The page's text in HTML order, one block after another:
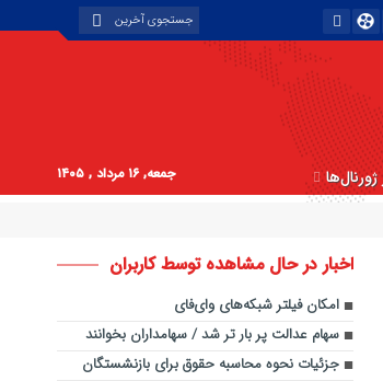
جمعه, ۱۶ مرداد , ۱۴۰۵
اخبار در حال مشاهده توسط کاربران
امکان فیلتر شبکه‌های وای‌فای
سهام عدالت پر بار تر شد / سهامداران بخوانند
جزئیات نحوه محاسبه حقوق برای بازنشستگان